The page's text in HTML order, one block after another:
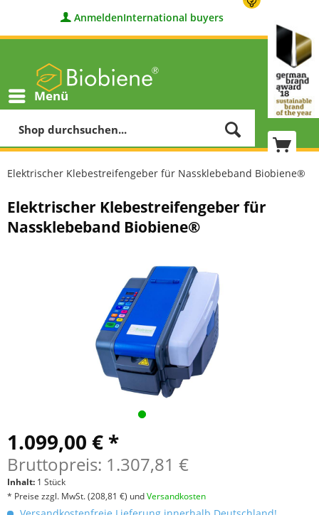
AnmeldenInternational buyers
Menü
Elektrischer Klebestreifengeber für Nassklebeband Biobiene®
Elektrischer Klebestreifengeber für
Nassklebeband Biobiene®
1.099,00 € *
Bruttopreis: 1.307,81 €
Inhalt: 1 Stück
* Preise zzgl. MwSt.(208,81 €) undVersandkosten